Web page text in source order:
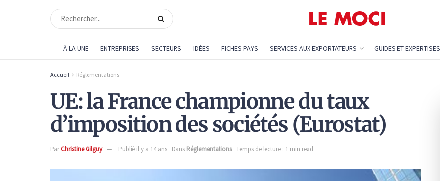
À LA UNE ENTREPRISES SECTEURS IDÉES FICHES PAYS SERVICES AUX EXPORTATEURS GUIDES ET EXPERTISES
Accueil Réglementations
UE: la France championne du taux
d’imposition des sociétés (Eurostat)
ParChristine Gilguy Publié il y a 14 ans Dans Réglementations Temps de lecture : 1 min read